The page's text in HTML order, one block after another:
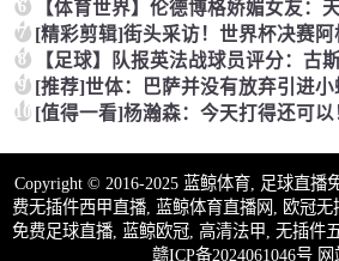
6
7
8
9
10
Copyright © 2016-2025 蓝鲸体育, 足球直播
费无插件西甲直播, 蓝鲸体育直播网, 欧冠
免费足球直播, 蓝鲸欧冠, 高清法甲, 无插件
赣ICP备2024061046号 网